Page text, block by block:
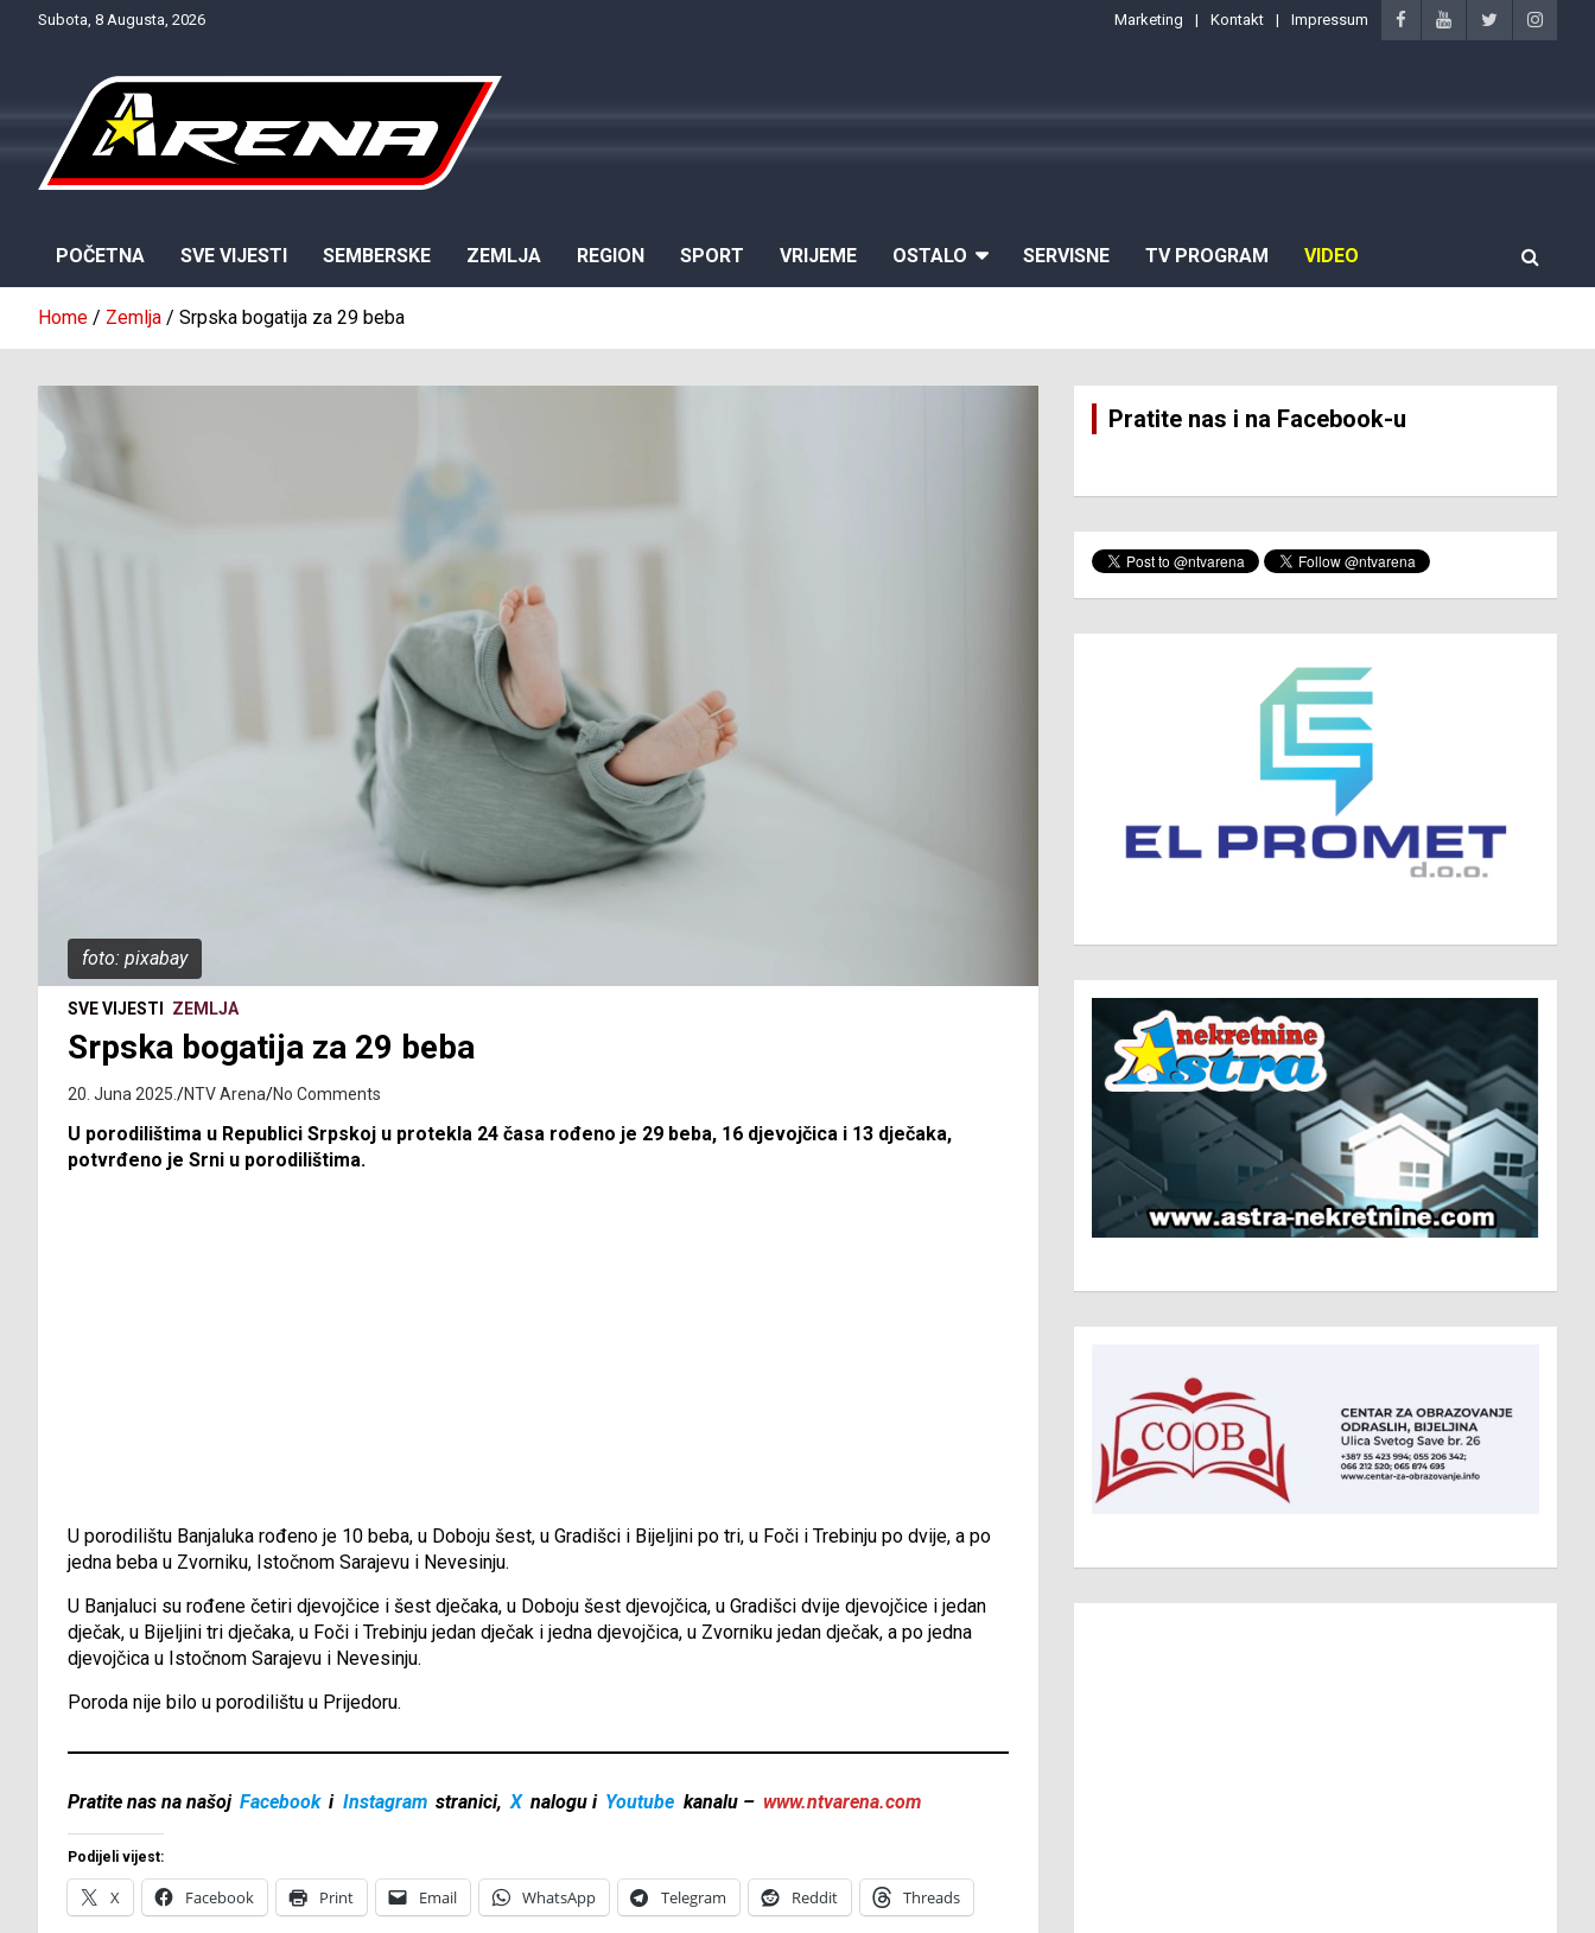
Subota, 8 Augusta, 2026 Marketing Kontakt Impressum
POČETNA SVE VIJESTI SEMBERSKE ZEMLJA REGION SPORT VRIJEME OSTALO SERVISNE TV PROGRAM VIDEO
Home Zemlja Srpska bogatija za 29 beba
foto: pixabay
SVE VIJESTI ZEMLJA
Srpska bogatija za 29 beba
20. Juna 2025. NTV Arena No Comments
U porodilištima u Republici Srpskoj u protekla 24 časa rođeno je 29 beba, 16 djevojčica i 13 dječaka,
potvrđeno je Srni u porodilištima.
U porodilištu Banjaluka rođeno je 10 beba, u Doboju šest, u Gradišci i Bijeljini po tri, u Foči i Trebinju po dvije, a po
jedna beba u Zvorniku, Istočnom Sarajevu i Nevesinju.
U Banjaluci su rođene četiri djevojčice i šest dječaka, u Doboju šest djevojčica, u Gradišci dvije djevojčice i jedan
dječak, u Bijeljini tri dječaka, u Foči i Trebinju jedan dječak i jedna djevojčica, u Zvorniku jedan dječak, a po jedna
djevojčica u Istočnom Sarajevu i Nevesinju.
Poroda nije bilo u porodilištu u Prijedoru.
Pratite nas na našoj Facebook i Instagram stranici, X nalogu i Youtube kanalu – www.ntvarena.com
Podijeli vijest:
X Facebook Print Email WhatsApp Telegram Reddit Threads
Pratite nas i na Facebook-u